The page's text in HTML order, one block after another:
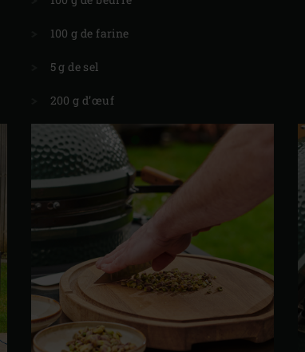
100 g de farine
5 g de sel
200 g d’œuf